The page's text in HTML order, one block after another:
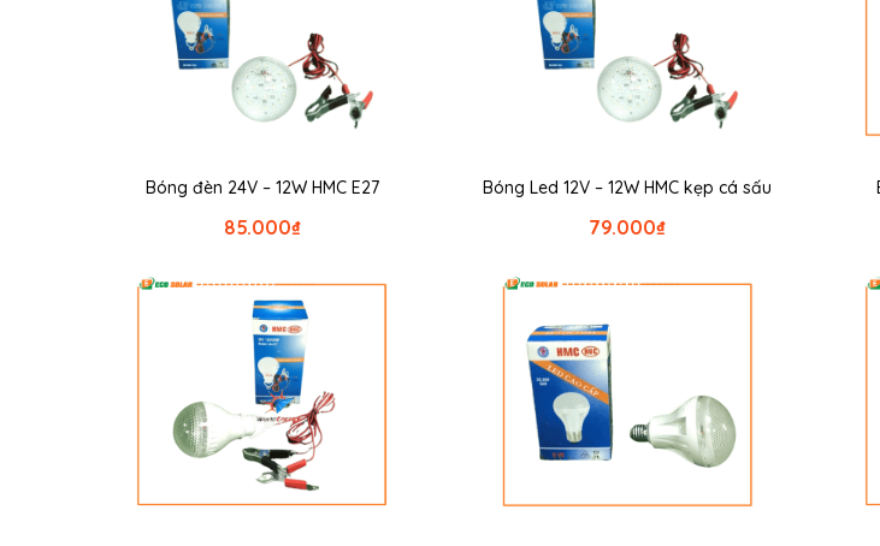
Bóng đèn 24V – 12W HMC E27
₫
85.000
Bóng Led 12V – 12W HMC kẹp cá sấu
₫
79.000